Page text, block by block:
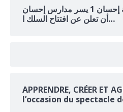
افتتاح السلك الإعدادي بمؤسسة إحسان 1 يسر مدارس إحسان
أن تعلن عن افتتاح السلك ا…
APPRENDRE, CRÉER ET
l’occasion du spectacle